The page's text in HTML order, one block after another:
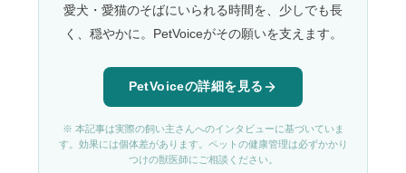
愛犬・愛猫のそばにいられる時間を、少しでも長
く、穏やかに。PetVoiceがその願いを支えます。
PetVoiceの詳細を見る
※ 本記事は実際の飼い主さんへのインタビューに基づいていま
す。効果には個体差があります。ペットの健康管理は必ずかかり
つけの獣医師にご相談ください。